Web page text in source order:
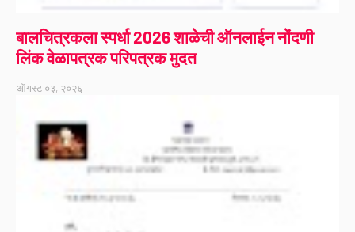
बालचित्रकला स्पर्धा 2026 शाळेची ऑनलाईन नोंदणी
लिंक वेळापत्रक परिपत्रक मुदत
ऑगस्ट ०३, २०२६